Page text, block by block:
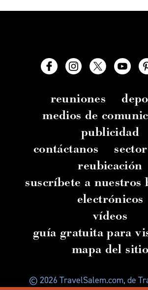
reuniones
medios de
publicidad
contáctanos
sector
reubicación
suscríbete a nuestros
electrónicos
vídeos
guía gratuita para
mapa del sitio
© 2026 TravelSalem.com, de